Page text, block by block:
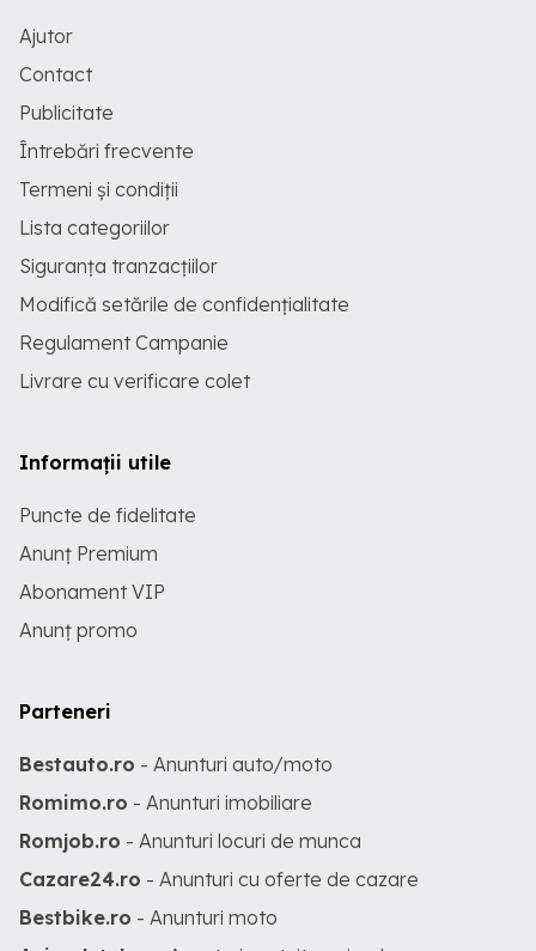
Ajutor
Contact
Publicitate
Întrebări frecvente
Termeni și condiții
Lista categoriilor
Siguranța tranzacțiilor
Modifică setările de confidențialitate
Regulament Campanie
Livrare cu verificare colet
Informații utile
Puncte de fidelitate
Anunț Premium
Abonament VIP
Anunț promo
Parteneri
Bestauto.ro - Anunturi auto/moto
Romimo.ro - Anunturi imobiliare
Romjob.ro - Anunturi locuri de munca
Cazare24.ro - Anunturi cu oferte de cazare
Bestbike.ro - Anunturi moto